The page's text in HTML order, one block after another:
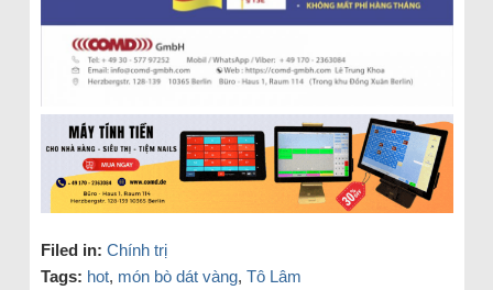
Filed in: Chính trị
Tags: hot, món bò dát vàng, Tô Lâm